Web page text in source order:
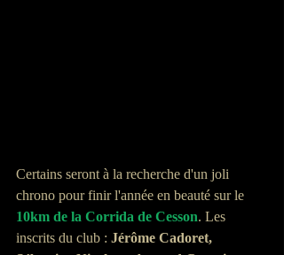
Certains seront à la recherche d'un joli
chrono pour finir l'année en beauté sur le
10km de la Corrida de Cesson. Les
inscrits du club : Jérôme Cadoret,